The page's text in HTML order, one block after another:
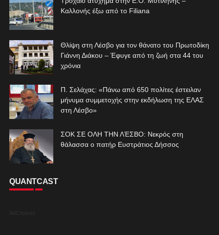
Καλλονής έξω από το Filiana
Θλίψη στη Λέσβο για τον θάνατο του Πρωτοδίκη
Γιάννη Διάκου – Έφυγε από τη ζωή στα 44 του
χρόνια
Π. Σελάχας: «Πάνω από 650 πολίτες έστειλαν
μήνυμα συμμετοχής στην εκδήλωση της ΕΛΑΣ
στη Λέσβο»
ΣΟΚ ΣΕ ΟΛΗ ΤΗΝ ΛΈΣΒΟ: Νεκρός στη
θάλασσα ο πατήρ Ευστράτιος Δήσσος
QUANTCAST